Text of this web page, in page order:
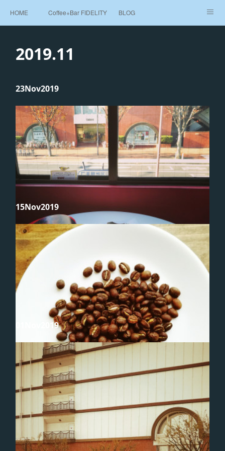
HOME Coffee+Bar FIDELITY BLOG
2019.11
23Nov2019
dance monkey
倉敷駅前、Coffee+bar FIDELITY, 本日23日は祝日で定休日すが、フィ
デリティはオープンしています☕本日のコーヒーは、「グアテマラ、イ
ル・インヘルト農園」ぜひ！※25日（月）は、オヤスミさせていただ…
15Nov2019
garden of earthly delights
2019